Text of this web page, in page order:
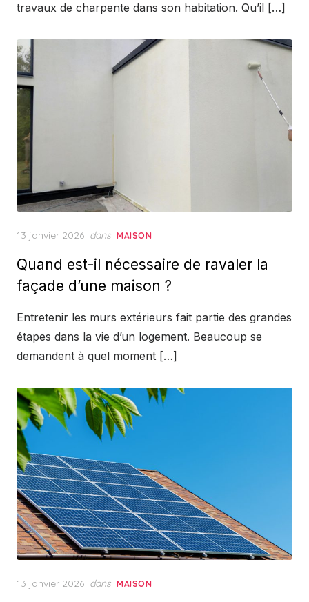
travaux de charpente dans son habitation. Qu’il […]
Posted
13 janvier 2026 dans MAISON
Quand est-il nécessaire de ravaler la
façade d’une maison ?
Entretenir les murs extérieurs fait partie des grandes
étapes dans la vie d’un logement. Beaucoup se
demandent à quel moment […]
Posted
13 janvier 2026 dans MAISON